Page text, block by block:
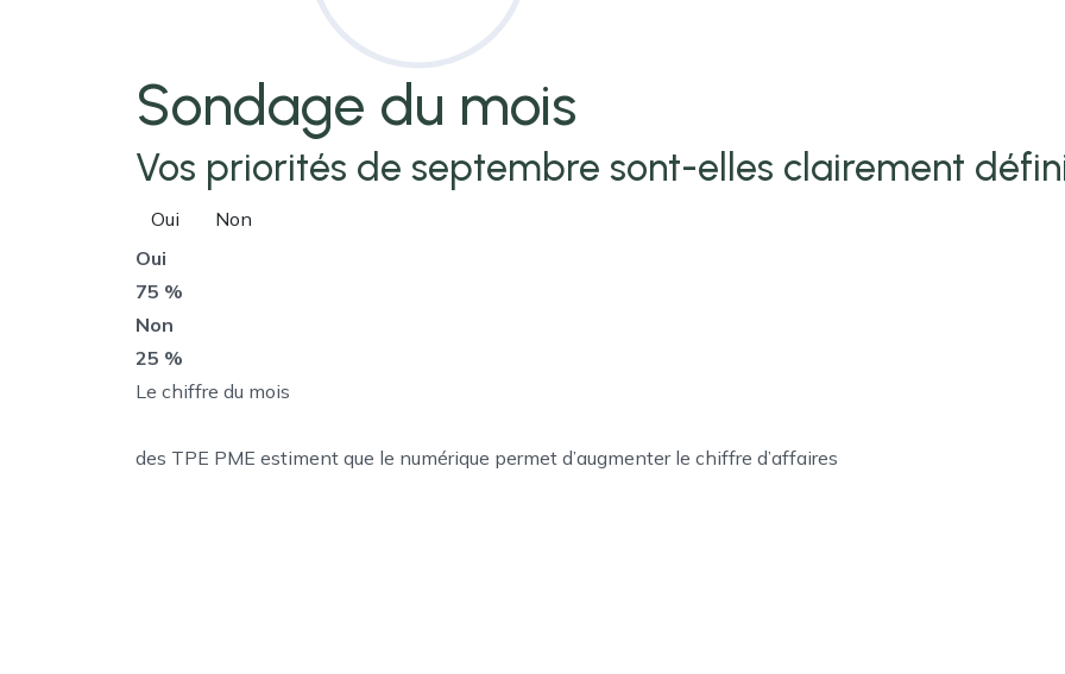
Sondage du mois
Vos priorités de septembre sont-elles clairement
Oui
Non
Oui
75 %
Non
25 %
Le chiffre du mois
des TPE PME estiment que le numérique permet d’augmenter le chiffre d’affaires